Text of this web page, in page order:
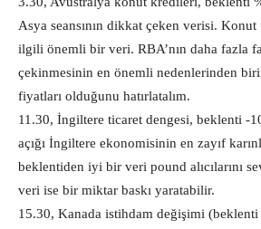
Asya seansının dikkat çeken verisi.
ilgili önemli bir veri. RBA’nın daha fazla
çekinmesinin en önemli nedenlerinden
fiyatları olduğunu hatırlatalım.
11.30, İngiltere ticaret dengesi, beklenti -
açığı İngiltere ekonomisinin en zayıf
beklentiden iyi bir veri pound alıcılarını
veri ise bir miktar baskı yaratabilir.
15.30, Kanada istihdam değişimi